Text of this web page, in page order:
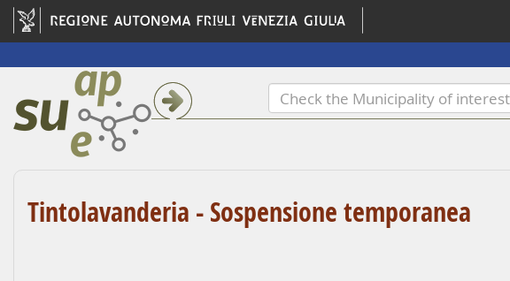
Tintolavanderia - Sospensione temporanea